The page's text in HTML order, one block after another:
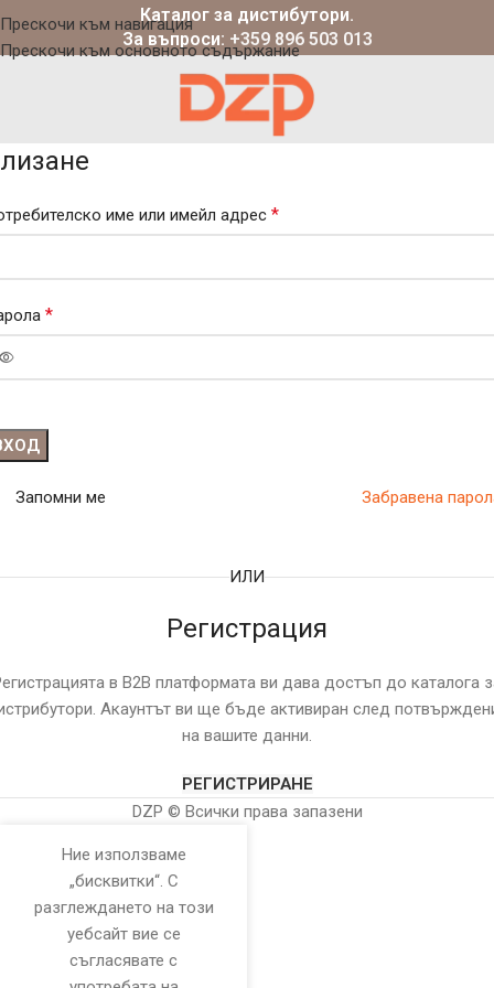
Прескочи към навигация
Прескочи към основното съдържание
Каталог за дистибутори.
За въпроси: +359 896 503 013
име или имейл адрес *
*
Забравена
Запомни ме
ИЛИ
Регистрация
в B2B платформата ви дава достъп до каталога
Акаунтът ви ще бъде активиран след
на вашите данни.
РЕГИСТРИРАНЕ
DZP © Всички права запазени
Ние използваме
„бисквитки“. С
разглеждането на този
уебсайт вие се
съгласявате с